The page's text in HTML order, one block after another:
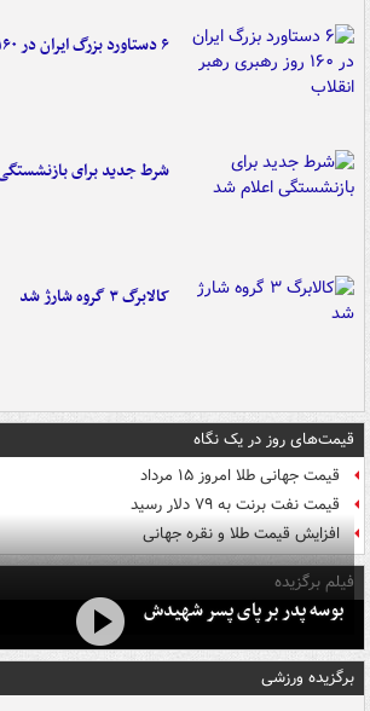
۶ دستاورد بزرگ ایران در ۱۶۰ روز رهبری رهبر انقلاب
شرط جدید برای
کالابرگ ۳ گروه شارژ شد
قیمت‌های روز در یک نگاه
قیمت جهانی طلا امروز ۱۵ مرداد
قیمت نفت برنت به ۷۹ دلار رسید
افزایش قیمت طلا و نقره جهانی
فیلم برگزیده
بوسه‌ پدر بر پای پسر شهیدش
برگزیده ورزشی